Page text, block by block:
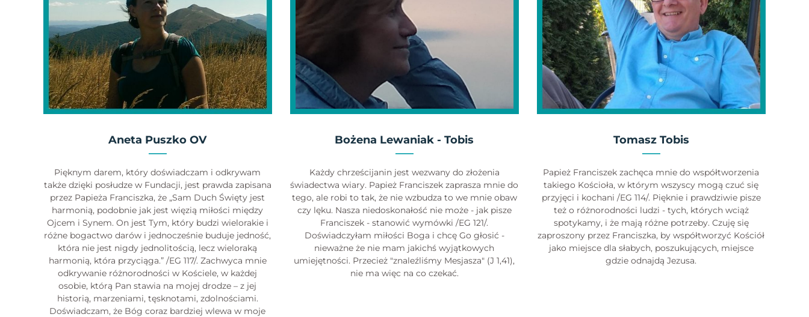
Aneta Puszko OV
Pięknym darem, który doświadczam i odkrywam
także dzięki posłudze w Fundacji, jest prawda zapisana
przez Papieża Franciszka, że „Sam Duch Święty jest
harmonią, podobnie jak jest więzią miłości między
Ojcem i Synem. On jest Tym, który budzi wielorakie i
różne bogactwo darów i jednocześnie buduje jedność,
która nie jest nigdy jednolitością, lecz wieloraką
harmonią, która przyciąga.” /EG 117/. Zachwyca mnie
odkrywanie różnorodności w Kościele, w każdej
osobie, którą Pan stawia na mojej drodze – z jej
historią, marzeniami, tęsknotami, zdolnościami.
Doświadczam, że Bóg coraz bardziej wlewa w moje
Bożena Lewaniak - Tobis
Każdy chrześcijanin jest wezwany do złożenia
świadectwa wiary. Papież Franciszek zaprasza mnie do
tego, ale robi to tak, że nie wzbudza to we mnie obaw
czy lęku. Nasza niedoskonałość nie może - jak pisze
Franciszek - stanowić wymówki /EG 121/.
Doświadczyłam miłości Boga i chcę Go głosić -
nieważne że nie mam jakichś wyjątkowych
umiejętności. Przecież "znaleźliśmy Mesjasza" (J 1,41),
nie ma więc na co czekać.
Tomasz Tobis
Papież Franciszek zachęca mnie do współtworzenia
takiego Kościoła, w którym wszyscy mogą czuć się
przyjęci i kochani /EG 114/. Pięknie i prawdziwie pisze
też o różnorodności ludzi - tych, których wciąż
spotykamy, i że mają różne potrzeby. Czuję się
zaproszony przez Franciszka, by współtworzyć Kościół
jako miejsce dla słabych, poszukujących, miejsce
gdzie odnajdą Jezusa.